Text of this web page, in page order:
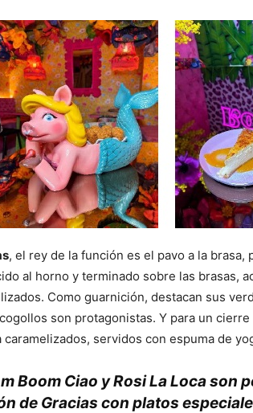
, el rey de la función es el pavo a la brasa,
al horno y terminado sobre las brasas,
Como guarnición, destacan sus
son protagonistas. Y para un
caramelizados, servidos con espuma de
Boom Ciao y Rosi La Loca son
de Gracias con platos